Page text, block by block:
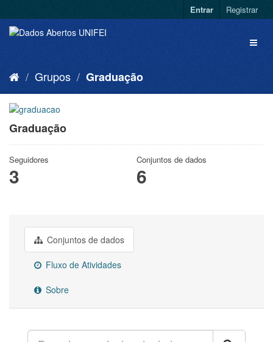
Entrar Registrar
Grupos Graduação
Graduação
Seguidores
3
Conjuntos de dados
6
Conjuntos de dados
Fluxo de Atividades
Sobre